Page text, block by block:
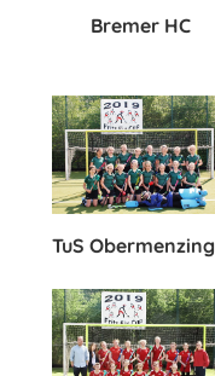
Bremer HC
TuS Obermenzing